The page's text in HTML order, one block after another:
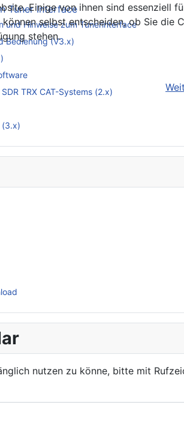
Tuner Interface
und Hinweise zum Tunerinterface
Bedienung (V3.x)
TRX CAT-Systems (2.x)
(3.x)
nutzen zu könne, bitte mit
Einige von ihnen sind essenziell
selbst entscheiden, ob Sie
stehen.